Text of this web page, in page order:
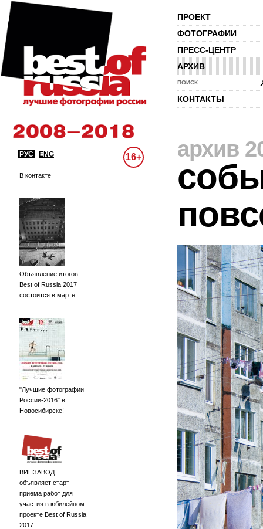
ПРОЕКТ
ФОТОГРАФИИ
ПРЕСС-ЦЕНТР
АРХИВ
ПОИСК
КОНТАКТЫ
РУС ENG 16+
В контакте
Объявление итогов
Best of Russia 2017
состоится в марте
"Лучшие фотографии
России-2016" в
Новосибирске!
ВИНЗАВОД
объявляет старт
приема работ для
участия в юбилейном
проекте Best of Russia
2017
архив